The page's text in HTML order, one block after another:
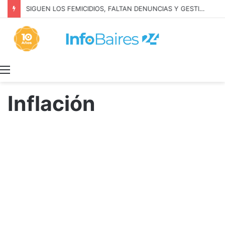
Anillo digital de seguridad en Marcos Paz y Las Heras
Inflación